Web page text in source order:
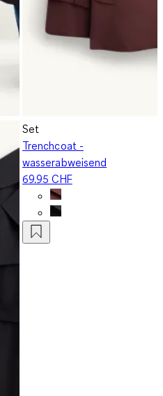
Set
Trenchcoat -
wasserabweisend
69.95 CHF